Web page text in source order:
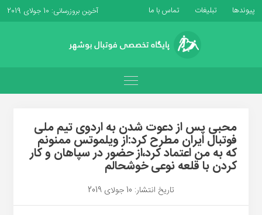
پیوندها تبلیغات تماس با ما آخرین بروزرسانی: 10 جولای 2019
محبی پس از دعوت شدن به اردوی تیم ملی
فوتبال ایران مطرح کرد:از ویلموتس ممنونم
که به من اعتماد کرد،از حضور در سپاهان و کار
کردن با قلعه نوعی خوشحالم
تاریخ انتشار: 10 جولای 2019